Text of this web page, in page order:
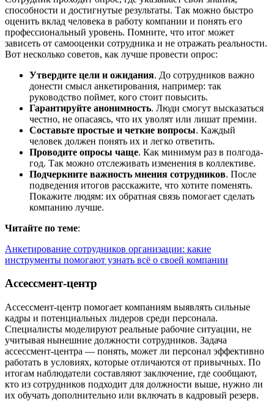
способности и достигнутые результаты. Так можно быстро
оценить вклад человека в работу компании и понять его
профессиональный уровень. Помните, что итог может
зависеть от самооценки сотрудника и не отражать реальности.
Вот несколько советов, как лучше провести опрос:
Утвердите цели и ожидания. До сотрудников важно
донести смысл анкетирования, например: так
руководство поймет, кого стоит повысить.
Гарантируйте анонимность. Люди смогут высказаться
честно, не опасаясь, что их уволят или лишат премии.
Составьте простые и четкие вопросы. Каждый
человек должен понять их и легко ответить.
Проводите опросы чаще. Как минимум раз в полгода-
год. Так можно отслеживать изменения в коллективе.
Подчеркните важность мнения сотрудников. После
подведения итогов расскажите, что хотите поменять.
Покажите людям: их обратная связь помогает сделать
компанию лучше.
Читайте по теме:
Анкетирование сотрудников организации: какие
инструменты помогают узнать всё о своей компании
Ассессмент-центр
Ассессмент-центр помогает компаниям выявлять сильные
кадры и потенциальных лидеров среди персонала.
Специалисты моделируют реальные рабочие ситуации, не
учитывая нынешние должности сотрудников. Задача
ассессмент-центра — понять, может ли персонал эффективно
работать в условиях, которые отличаются от привычных. По
итогам наблюдатели составляют заключение, где сообщают,
кто из сотрудников подходит для должности выше, нужно ли
их обучать дополнительно или включать в кадровый резерв.